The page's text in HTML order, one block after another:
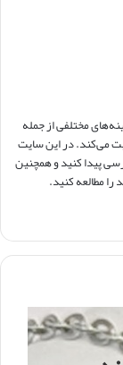
مختلفی از جمله
می‌کند. در این سایت
پیدا کنید و همچنین
مطالعه کنید.